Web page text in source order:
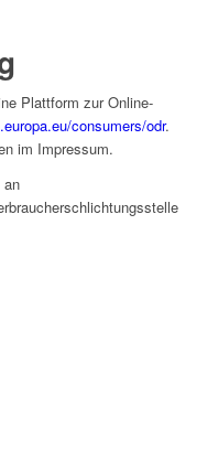
Plattform zur Online-
consumers/odr.
im Impressum.